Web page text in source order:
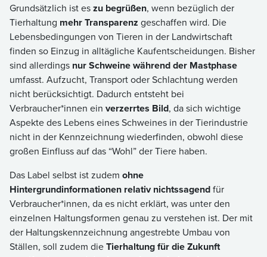
Grundsätzlich ist eszu begrüßen, wenn bezüglich der
Tierhaltung mehr Transparenz geschaffen wird. Die
Lebensbedingungen von Tieren in der Landwirtschaft
finden so Einzug in alltägliche Kaufentscheidungen. Bisher
sind allerdings nur Schweine während der Mastphase
umfasst. Aufzucht, Transport oder Schlachtung werden
nicht berücksichtigt. Dadurch entsteht bei
Verbraucher*innen ein verzerrtes Bild, da sich wichtige
Aspekte des Lebens eines Schweines in der Tierindustrie
nicht in der Kennzeichnung wiederfinden, obwohl diese
großen Einfluss auf das “Wohl” der Tiere haben.
Das Label selbst ist zudem ohne
Hintergrundinformationen relativ nichtssagendfür
Verbraucher*innen, da es nicht erklärt, was unter den
einzelnen Haltungsformen genau zu verstehen ist. Der mit
der Haltungskennzeichnung angestrebte Umbau von
Ställen, soll zudem dieTierhaltung für die Zukunft